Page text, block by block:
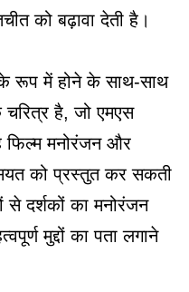
को बढ़ावा देती है।
रूप में होने के साथ-साथ
है, जो एमएस
फिल्म मनोरंजन और
को प्रस्तुत कर सकती
दर्शकों का मनोरंजन
मुद्दों का पता लगाने